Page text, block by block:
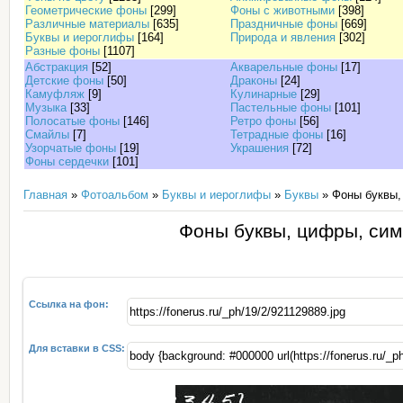
Геометрические фоны [299] Фоны с животными [398]
Различные материалы [635] Праздничные фоны [669]
Буквы и иероглифы [164] Природа и явления [302]
Разные фоны [1107]
Абстракция [52] Акварельные фоны [17]
Детские фоны [50] Драконы [24]
Камуфляж [9] Кулинарные [29]
Музыка [33] Пастельные фоны [101]
Полосатые фоны [146] Ретро фоны [56]
Смайлы [7] Тетрадные фоны [16]
Узорчатые фоны [19] Украшения [72]
Фоны сердечки [101]
Главная » Фотоальбом » Буквы и иероглифы » Буквы » Фоны
Фоны буквы, цифры,
Ссылка на фон:
Для вставки в CSS: